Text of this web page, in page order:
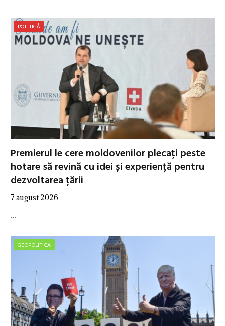
POLITICĂ
Premierul le cere moldovenilor plecați peste
hotare să revină cu idei și experiență pentru
dezvoltarea țării
7 august 2026
…
GEOPOLITICA